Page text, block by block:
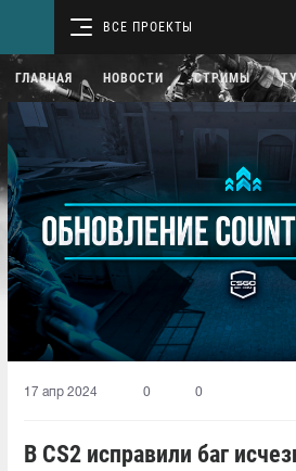
ВСЕ ПРОЕКТЫ
ГЛАВНАЯ НОВОСТИ СТРИМЫ
17 апр 2024 0 0
В CS2 исправили баг